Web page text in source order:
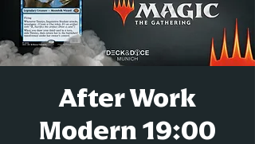
After Work
Modern 19:00